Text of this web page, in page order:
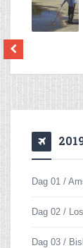
Dag 01 /
Dag 02 /
Dag 03 /